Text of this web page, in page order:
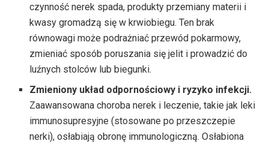
czynność nerek spada, produkty przemiany materii i
kwasy gromadzą się w krwiobiegu. Ten brak
równowagi może podrażniać przewód pokarmowy,
zmieniać sposób poruszania się jelit i prowadzić do
luźnych stolców lub biegunki.
Zmieniony układ odpornościowy i ryzyko infekcji.
Zaawansowana choroba nerek i leczenie, takie jak leki
immunosupresyjne (stosowane po przeszczepie
nerki), osłabiają obronę immunologiczną. Osłabiona